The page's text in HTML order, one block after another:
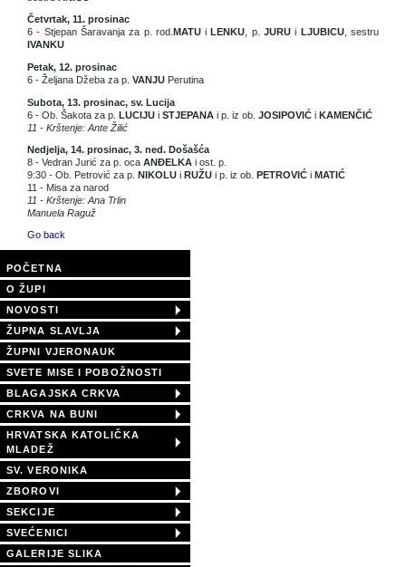
Četvrtak, 11. prosinac
6 - Stjepan Šaravanja za p. rod. MATUi LENKU , p.JURUi LJUBICU, sestru
IVANKU
Petak, 12. prosinac
6 - Željana Džeba za p. VANJU Perutina
Subota, 13. prosinac, sv. Lucija
6 - Ob. Šakota za p. LUCIJU i STJEPANA i p. iz ob. JOSIPOVIĆ i KAMENČIĆ
11 - Krštenje: Ante Žilić
Nedjelja, 14. prosinac, 3. ned. Došašća
8 - Vedran Jurić za p. oca ANĐELKA i ost. p.
9:30 - Ob. Petrović za p.
NIKOLU i RUŽU i p. iz ob. PETROVIĆ i MATIĆ
11 - Misa za narod
11 - Krštenje: Ana Trlin
Manuela Raguž
Go back
POČETNA
O ŽUPI
NOVOSTI
ŽUPNA SLAVLJA
ŽUPNI VJERONAUK
SVETE MISE I POBOŽNOSTI
BLAGAJSKA CRKVA
CRKVA NA BUNI
HRVATSKA KATOLIČKA
MLADEŽ
SV. VERONIKA
ZBOROVI
SEKCIJE
SVEĆENICI
GALERIJE SLIKA